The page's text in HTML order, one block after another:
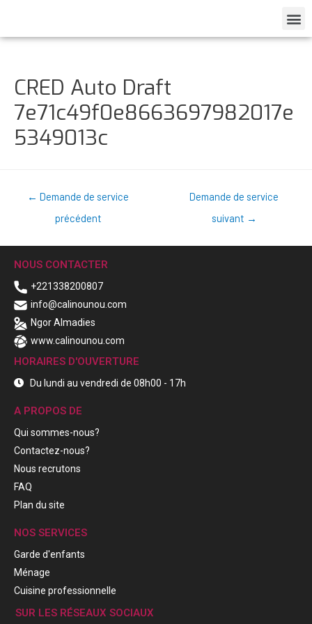
CRED Auto Draft
7e71c49f0e8663697982017e
5349013c
← Demande de service
précédent
Demande de service
suivant →
NOUS CONTACTER
+221338200807
info@calinounou.com
Ngor Almadies
www.calinounou.com
HORAIRES D'OUVERTURE
Du lundi au vendredi de 08h00 - 17h
A PROPOS DE
Qui sommes-nous?
Contactez-nous?
Nous recrutons
FAQ
Plan du site
NOS SERVICES
Garde d'enfants
Ménage
Cuisine professionnelle
SUR LES RÉSEAUX SOCIAUX